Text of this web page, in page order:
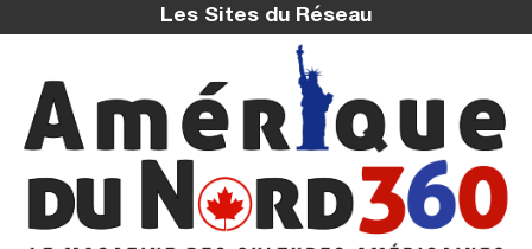
Les Sites du Réseau